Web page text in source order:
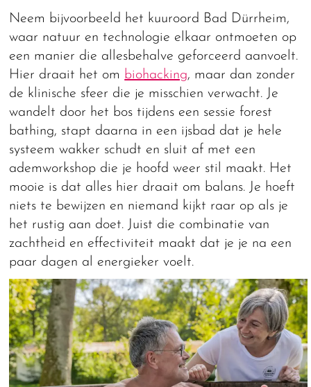
Neem bijvoorbeeld het kuuroord Bad Dürrheim,
waar natuur en technologie elkaar ontmoeten op
een manier die allesbehalve geforceerd aanvoelt.
Hier draait het om biohacking, maar dan zonder
de klinische sfeer die je misschien verwacht. Je
wandelt door het bos tijdens een sessie forest
bathing, stapt daarna in een ijsbad dat je hele
systeem wakker schudt en sluit af met een
ademworkshop die je hoofd weer stil maakt. Het
mooie is dat alles hier draait om balans. Je hoeft
niets te bewijzen en niemand kijkt raar op als je
het rustig aan doet. Juist die combinatie van
zachtheid en effectiviteit maakt dat je je na een
paar dagen al energieker voelt.